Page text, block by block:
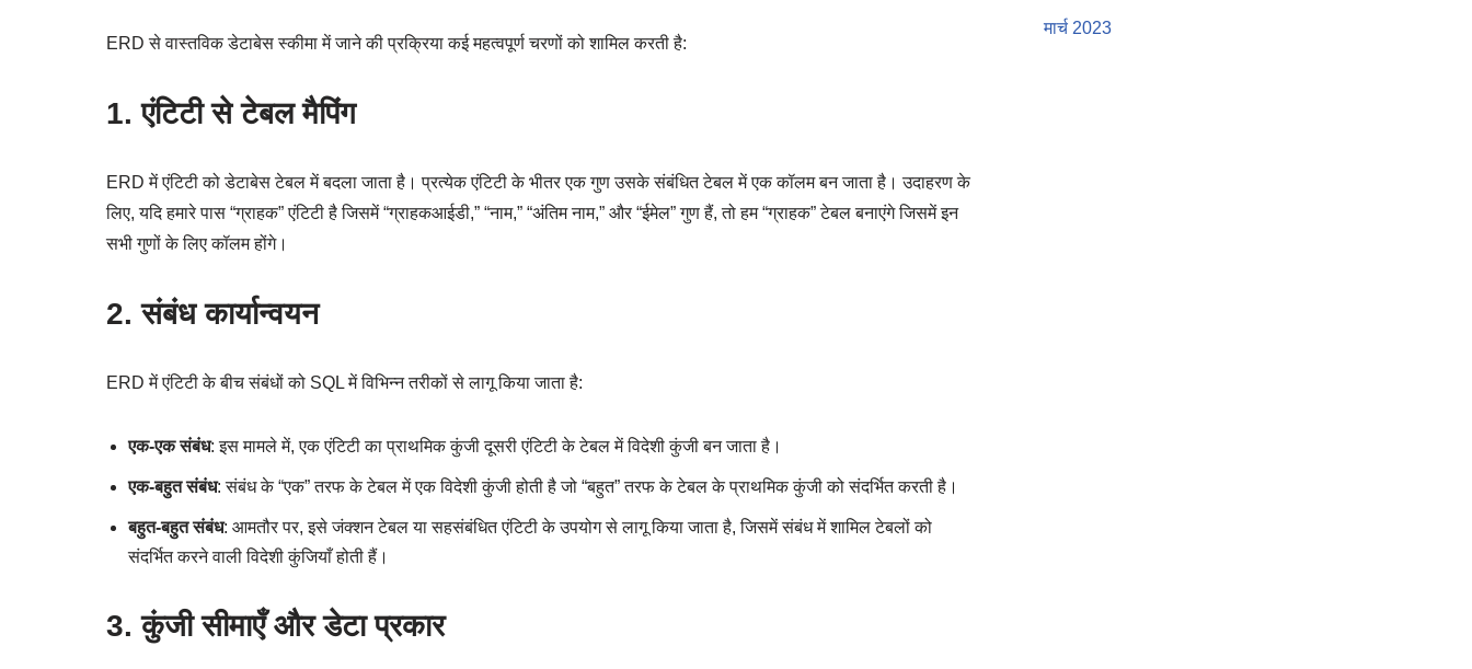
ERD से वास्तविक डेटाबेस स्कीमा में जाने की प्रक्रिया कई महत्वपूर्ण चरणों को शामिल करती है:
1. एंटिटी से टेबल मैपिंग
ERD में एंटिटी को डेटाबेस टेबल में बदला जाता है। प्रत्येक एंटिटी के भीतर एक गुण उसके संबंधित टेबल में एक कॉलम बन जाता है। उदाहरण के
लिए, यदि हमारे पास “ग्राहक” एंटिटी है जिसमें “ग्राहकआईडी,” “नाम,” “अंतिम नाम,” और “ईमेल” गुण हैं, तो हम “ग्राहक” टेबल बनाएंगे जिसमें इन
सभी गुणों के लिए कॉलम होंगे।
2. संबंध कार्यान्वयन
ERD में एंटिटी के बीच संबंधों को SQL में विभिन्न तरीकों से लागू किया जाता है:
एक-एक संबंध: इस मामले में, एक एंटिटी का प्राथमिक कुंजी दूसरी एंटिटी के टेबल में विदेशी कुंजी बन जाता है।
एक-बहुत संबंध: संबंध के “एक” तरफ के टेबल में एक विदेशी कुंजी होती है जो “बहुत” तरफ के टेबल के प्राथमिक कुंजी को संदर्भित करती है।
बहुत-बहुत संबंध: आमतौर पर, इसे जंक्शन टेबल या सहसंबंधित एंटिटी के उपयोग से लागू किया जाता है, जिसमें संबंध में शामिल टेबलों को
संदर्भित करने वाली विदेशी कुंजियाँ होती हैं।
3. कुंजी सीमाएँ और डेटा प्रकार
मार्च 2023